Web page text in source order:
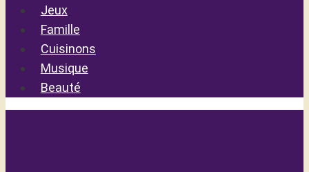
Jeux
Famille
Cuisinons
Musique
Beauté